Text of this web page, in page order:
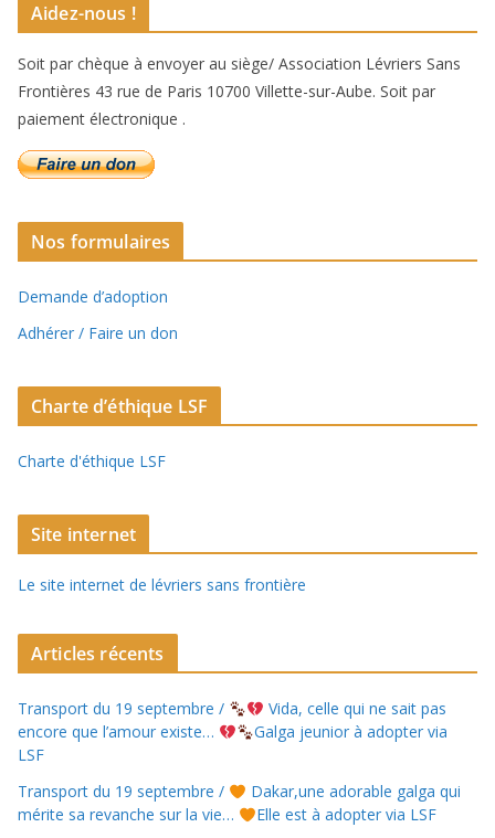
Aidez-nous !
Soit par chèque à envoyer au siège/ Association Lévriers Sans
Frontières 43 rue de Paris 10700 Villette-sur-Aube. Soit par
paiement électronique .
Nos formulaires
Demande d’adoption
Adhérer / Faire un don
Charte d’éthique LSF
Charte d'éthique LSF
Site internet
Le site internet de lévriers sans frontière
Articles récents
Transport du 19 septembre /
Vida, celle qui ne sait pas
encore que l’amour existe…
Galga jeunior à adopter via
LSF
Transport du 19 septembre /
Dakar,une adorable galga qui
mérite sa revanche sur la vie…
Elle est à adopter via LSF